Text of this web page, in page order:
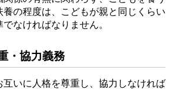
の程度は、こどもが親と同じくらい
なければなりません。
・協力義務
互いに人格を尊重し、協力しなければ